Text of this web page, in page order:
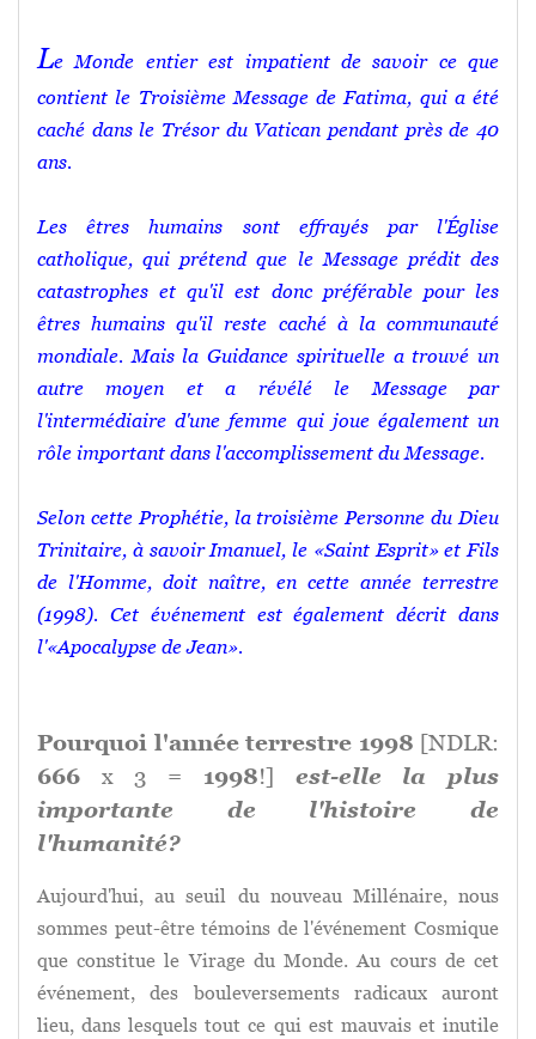
Le Monde entier est impatient de savoir ce que
contient le Troisième Message de Fatima, qui a été
caché dans le Trésor du Vatican pendant près de 40
ans.
Les êtres humains sont effrayés par l'Église
catholique, qui prétend que le Message prédit des
catastrophes et qu'il est donc préférable pour les
êtres humains qu'il reste caché à la communauté
mondiale. Mais la Guidance spirituelle a trouvé un
autre moyen et a révélé le Message par
l'intermédiaire d'une femme qui joue également un
rôle important dans l'accomplissement du Message.
Selon cette Prophétie, la troisième Personne du Dieu
Trinitaire, à savoir Imanuel, le «Saint Esprit» et Fils
de l'Homme, doit naître, en cette année terrestre
(1998). Cet événement est également décrit dans
l'«Apocalypse de Jean».
Pourquoi l'année terrestre 1998 [NDLR:
666 x 3 = 1998!] est-elle la plus
importante de l'histoire de
l'humanité?
Aujourd'hui, au seuil du nouveau Millénaire, nous
sommes peut-être témoins de l'événement Cosmique
que constitue le Virage du Monde. Au cours de cet
événement, des bouleversements radicaux auront
lieu, dans lesquels tout ce qui est mauvais et inutile